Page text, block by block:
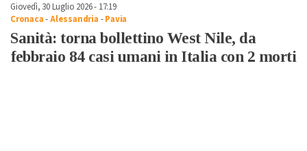
Giovedì, 30 Luglio 2026 - 17:19
Cronaca-Alessandria -Pavia
Sanità: torna bollettino West Nile, da
febbraio 84 casi umani in Italia con 2 morti